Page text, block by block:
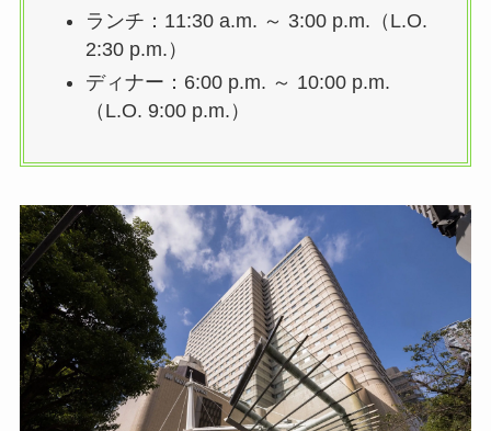
ランチ：11:30 a.m. ～ 3:00 p.m.（L.O.
2:30 p.m.）
ディナー：6:00 p.m. ～ 10:00 p.m.
（L.O. 9:00 p.m.）